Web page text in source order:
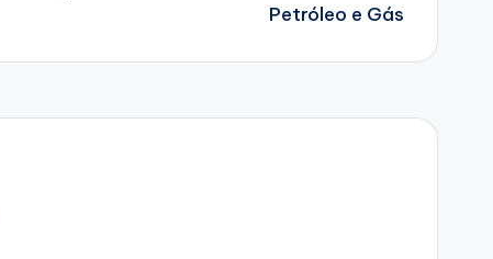
Petróleo e Gás